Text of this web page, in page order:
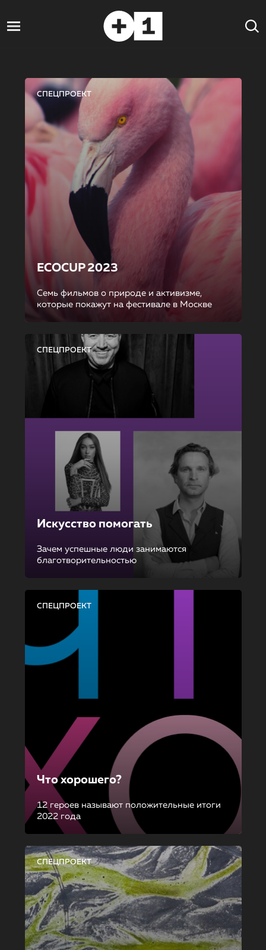
СПЕЦПРОЕКТ
ECOCUP 2023
Семь фильмов о природе и активизме,
которые покажут на фестивале в Москве
СПЕЦПРОЕКТ
Искусство помогать
Зачем успешные люди занимаются
благотворительностью
СПЕЦПРОЕКТ
Что хорошего?
12 героев называют положительные итоги
2022 года
СПЕЦПРОЕКТ